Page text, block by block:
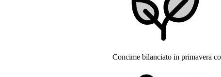
Concime bilanciato in primavera